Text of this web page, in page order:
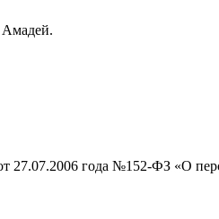
Амадей.
27.07.2006 года №152-ФЗ «О